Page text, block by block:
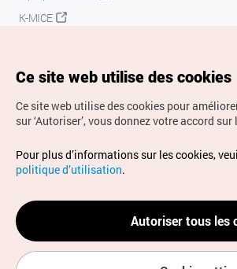
K-MICE
Droits d’auteur (c) Office National du
Tous droits réservés.
Pour les rapports d'erreurs et demandes
adressez vos demandes à
info.ontc@gmail.com
Ce site web utilise des cookies
Ce site web utilise des cookies pour
sur ‘Autoriser’, vous donnez votre accord
Pour plus d’informations sur les cookies,
politique d’utilisation.
Autoriser tous les